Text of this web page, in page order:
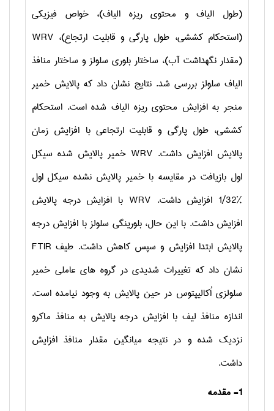
(طول الیاف و محتوی ریزه الیاف)، خواص فیزیکی
(استحکام کششی، طول پارگی و قابلیت ارتجاع)، WRV
(مقدار نگهداشت آب)، ساختار بلوری سلولز و ساختار منافذ
الیاف سلولز بررسی شد. نتایج نشان داد که پالایش خمیر
منجر به افزایش محتوی ریزه الیاف شده است. استحکام
کششی، طول پارگی و قابلیت ارتجاعی با افزایش زمان
پالایش افزایش داشت. WRV خمیر پالایش شده سیکل
اول بازیافت در مقایسه با خمیر پالایش نشده سیکل اول
%1/32 افزایش داشت.
WRV با افزایش درجه پالایش
افزایش داشت. با این حال، بلورینگی سلولز با افزایش درجه
پالایش ابتدا افزایش و سپس کاهش داشت. طیف FTIR
نشان داد که تغییرات شدیدی در گروه­ های عاملی خمیر
سلولزی اُکالیپتوس در حین پالایش به وجود نیامده است.
اندازه منافذ لیف با افزایش درجه پالایش به منافذ ماکرو
نزدیک شده و در نتیجه میانگین مقدار منافذ افزایش
داشت.
1- مقدمه